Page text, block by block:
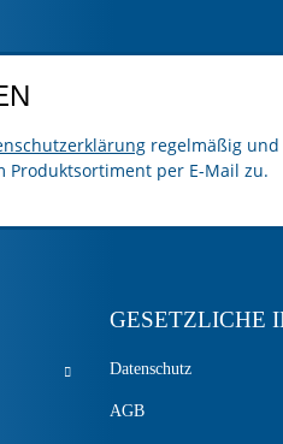
regelmäßig und
per E-Mail zu.
GESETZLICHE
Datenschutz
AGB